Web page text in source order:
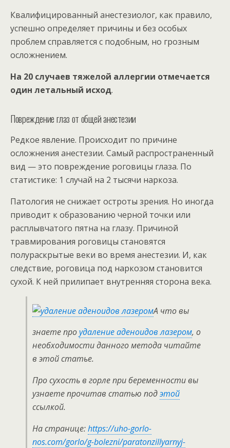
Квалифицированный анестезиолог, как правило,
успешно определяет причины и без особых
проблем справляется с подобным, но грозным
осложнением.
На 20 случаев тяжелой аллергии отмечается
один летальный исход.
Повреждение глаз от общей анестезии
Редкое явление. Происходит по причине
осложнения анестезии. Самый распространенный
вид — это повреждение роговицы глаза. По
статистике: 1 случай на 2 тысячи наркоза.
Патология не снижает остроты зрения. Но иногда
приводит к образованию черной точки или
расплывчатого пятна на глазу. Причиной
травмирования роговицы становятся
полураскрытые веки во время анестезии. И, как
следствие, роговица под наркозом становится
сухой. К ней прилипает внутренняя сторона века.
А что вы
знаете проудаление аденоидов лазером, о
необходимости данного метода читайте
в этой статье.
Про сухость в горле при беременности вы
узнаете прочитав статью подэтой
ссылкой.
На странице:https://uho-gorlo-
nos.com/gorlo/g-bolezni/paratonzillyarnyj-